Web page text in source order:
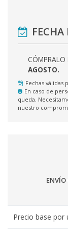
CÓMPRALO
AGOSTO.
Fechas válidas
En caso de
queda.
nuestro
ENVÍO
Precio base por